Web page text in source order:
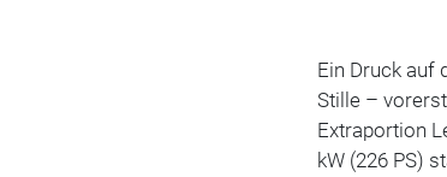
Ein Druck auf
Stille –
Extraportion
kW (226 PS)